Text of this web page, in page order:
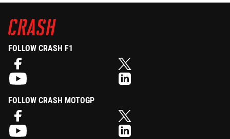
FOLLOW CRASH F1
FOLLOW CRASH MOTOGP